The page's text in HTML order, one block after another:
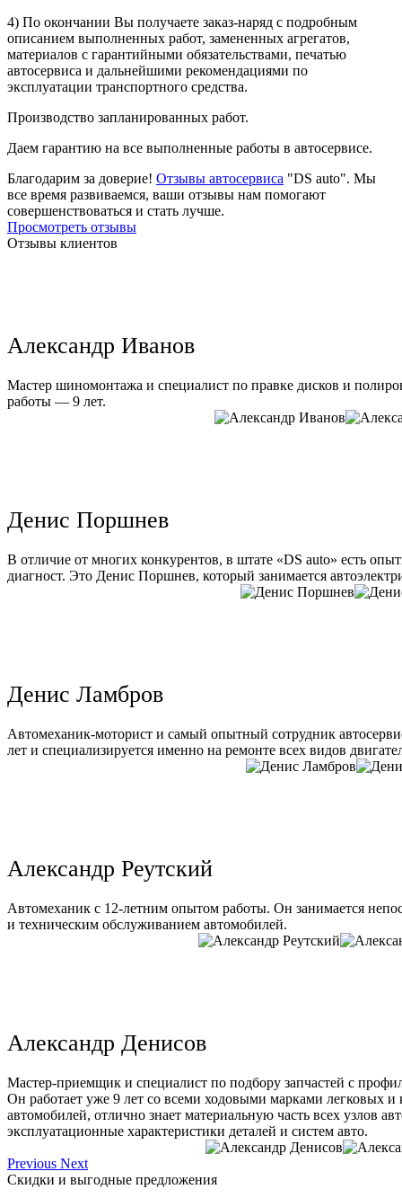
4) По окончании Вы получаете заказ-наряд с подробным
описанием выполненных работ, замененных агрегатов,
материалов с гарантийными обязательствами, печатью
автосервиса и дальнейшими рекомендациями по
эксплуатации транспортного средства.
Производство запланированных работ.
Даем гарантию на все выполненные работы в автосервисе.
Благодарим за доверие! Отзывы автосервиса "DS auto". Мы
все время развиваемся, ваши отзывы нам помогают
совершенствоваться и стать лучше.
Просмотреть отзывы
Отзывы клиентов
Александр Иванов
Мастер шиномонтажа и специалист по правке дисков и
работы — 9 лет.
Денис Поршнев
В отличие от многих конкурентов, в штате «DS auto» есть
диагност. Это Денис Поршнев, который занимается
Денис Ламбров
Автомеханик-моторист и самый опытный сотрудник
лет и специализируется именно на ремонте всех видов
Александр Реутский
Автомеханик с 12-летним опытом работы. Он занимается
и техническим обслуживанием автомобилей.
Александр Денисов
Мастер-приемщик и специалист по подбору запчастей с
Он работает уже 9 лет со всеми ходовыми марками легковых и
автомобилей, отлично знает материальную часть всех узлов
эксплуатационные характеристики деталей и систем авто.
Previous Next
Скидки и выгодные предложения